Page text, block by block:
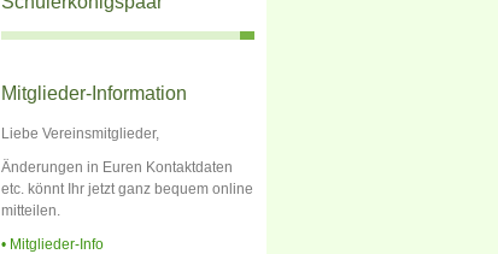
Mitglieder-Information
Liebe Vereinsmitglieder,
Änderungen in Euren Kontaktdaten
etc. könnt Ihr jetzt ganz bequem online
mitteilen.
Mitglieder-Info